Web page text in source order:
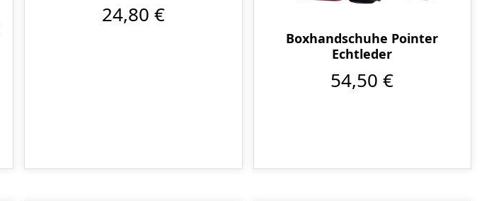
24,80 €
Boxhandschuhe Pointer
Echtleder
54,50 €